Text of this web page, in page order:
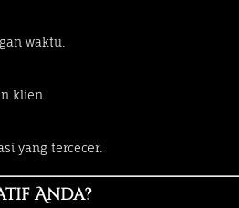
waktu.
klien.
yang tercecer.
Anda?